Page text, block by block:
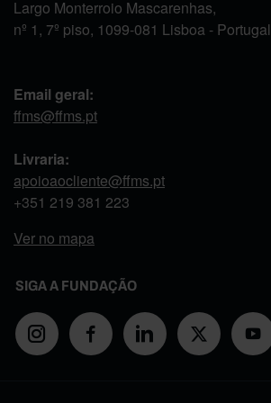
Largo Monterroio Mascarenhas,
nº 1, 7º piso, 1099-081 Lisboa - Portugal
Email geral:
ffms@ffms.pt
Livraria:
apoioaocliente@ffms.pt
+351 219 381 223
Ver no mapa
SIGA A FUNDAÇÃO